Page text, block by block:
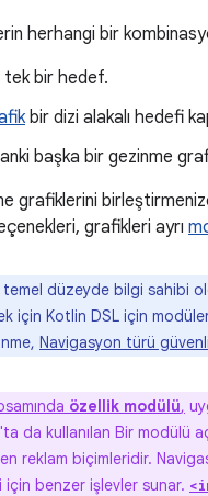
herhangi bir
bir hedef.
bir dizi alakalı hedefi
başka bir gezinme
grafiklerini
grafikleri ayrı
düzeyde bilgi sahibi
için Kotlin DSL için
Navigasyon türü
özellik modülü,
da kullanılan Bir modülü
reklam biçimleridir.
benzer işlevler sunar.